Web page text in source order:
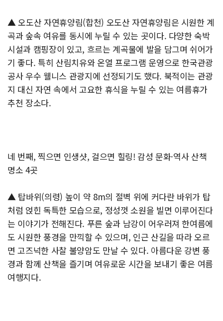
▲ 오도산 자연휴양림(합천) 오도산 자연휴양림은 시원한 계
곡과 숲속 여유를 동시에 누릴 수 있는 곳이다. 다양한 숙박
시설과 캠핑장이 있고, 흐르는 계곡물에 발을 담그며 쉬어가
기 좋다. 특히 산림치유와 온열 프로그램 운영으로 한국관광
공사 우수 웰니스 관광지에 선정되기도 했다. 북적이는 관광
지 대신 자연 속에서 고요한 휴식을 누릴 수 있는 여름휴가
추천 장소다.
네 번째, 찍으면 인생샷, 걸으면 힐링! 감성 문화·역사 산책
명소 4곳
▲ 탑바위(의령) 높이 약 8m의 절벽 위에 커다란 바위가 탑
처럼 얹힌 독특한 모습으로, 정성껏 소원을 빌면 이루어진다
는 이야기가 전해진다. 푸른 숲과 남강이 어우러져 한여름에
도 시원한 풍경을 만끽할 수 있으며, 인근 산길을 따라 오르
면 고즈넉한 사찰 불양암도 만날 수 있다. 아름다운 강변 풍
경과 함께 산책을 즐기며 여유로운 시간을 보내기 좋은 여름
여행지다.